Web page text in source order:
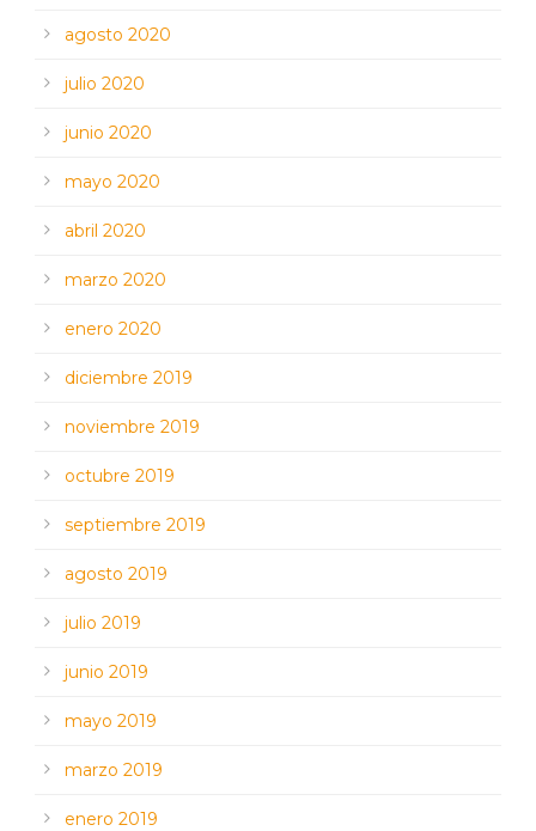
agosto 2020
julio 2020
junio 2020
mayo 2020
abril 2020
marzo 2020
enero 2020
diciembre 2019
noviembre 2019
octubre 2019
septiembre 2019
agosto 2019
julio 2019
junio 2019
mayo 2019
marzo 2019
enero 2019